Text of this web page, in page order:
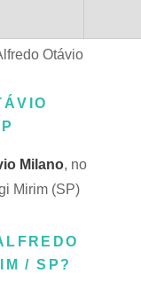
Otávio
Milano, no
Mirim (SP)
/ SP?